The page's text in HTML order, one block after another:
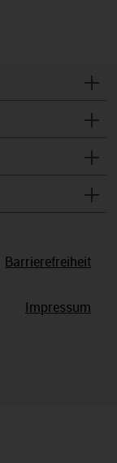
Barrierefreiheit
Impressum